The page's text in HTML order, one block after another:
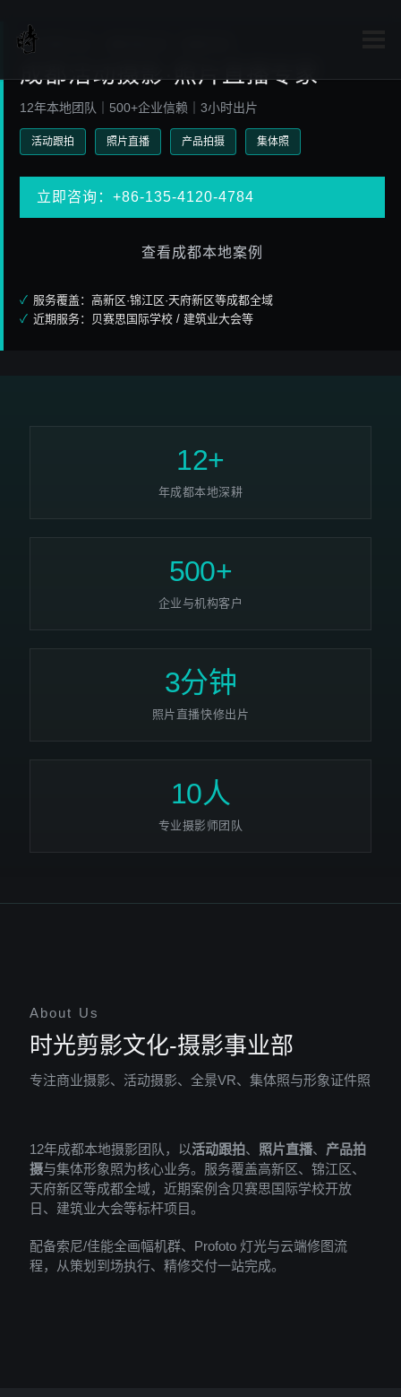
时光剪影文化 · 摄影事业部 · 成都本地
成都活动摄影·照片直播专家
12年本地团队｜500+企业信赖｜3小时出片
活动跟拍 照片直播 产品拍摄 集体照
立即咨询：+86-135-4120-4784
查看成都本地案例
✓ 服务覆盖：高新区·锦江区·天府新区等成都全域
✓ 近期服务：贝赛思国际学校 / 建筑业大会等
12+
年成都本地深耕
500+
企业与机构客户
3分钟
照片直播快修出片
10人
专业摄影师团队
About Us
时光剪影文化-摄影事业部
专注商业摄影、活动摄影、全景VR、集体照与形象证件照
12年成都本地摄影团队，以活动跟拍、 照片直播、 产品拍
摄与集体形象照为核心业务。服务覆盖高新区、锦江区、
天府新区等成都全域，近期案例含贝赛思国际学校开放
日、建筑业大会等标杆项目。
配备索尼/佳能全画幅机群、Profoto 灯光与云端修图流
程，从策划到场执行、精修交付一站完成。